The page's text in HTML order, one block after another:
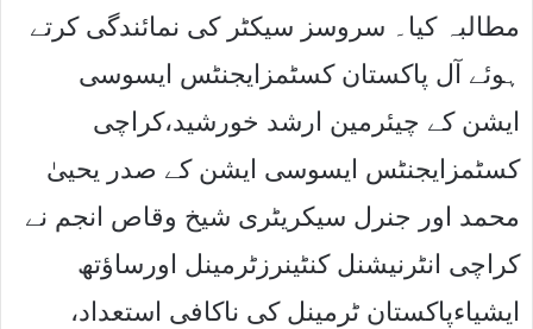
مطالبہ کیا۔ سروسز سیکٹر کی نمائندگی کرتے
ہوئے آل پاکستان کسٹمزایجنٹس ایسوسی
ایشن کے چیئرمین ارشد خورشید،کراچی
کسٹمزایجنٹس ایسوسی ایشن کے صدر یحییٰ
محمد اور جنرل سیکریٹری شیخ وقاص انجم نے
کراچی انٹرنیشنل کنٹینرزٹرمینل اورساﺅتھ
ایشیاءپاکستان ٹرمینل کی ناکافی استعداد،